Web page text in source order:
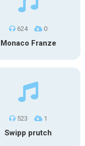
624 0
Monaco Franze
523 1
Swipp prutch